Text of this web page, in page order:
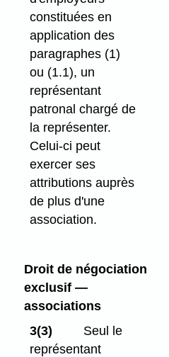
constituées en
application des
paragraphes (1)
ou (1.1), un
représentant
patronal chargé de
la représenter.
Celui-ci peut
exercer ses
attributions auprès
de plus d'une
association.
Droit de négociation
exclusif —
associations
3(3)
Seul le
représentant